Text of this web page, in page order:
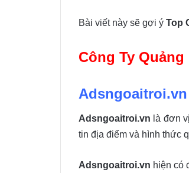
Bài viết này sẽ gợi ý Top
Công Ty
Adsngoaitroi.vn
Adsngoaitroi.vn là đơn
tin địa điểm và hình thức
Adsngoaitroi.vn hiện có